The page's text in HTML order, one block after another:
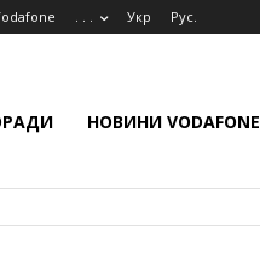
. . . Укр Рус.
НОВИНИ VODAFONE